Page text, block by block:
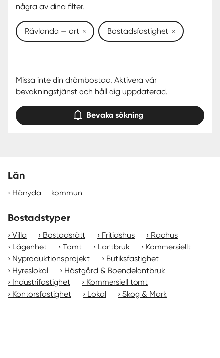
några av dina filter.
Rävlanda — ort Bostadsfastighet
Missa inte din drömbostad. Aktivera vår
bevakningstjänst och håll dig uppdaterad.
Bevaka sökning
Län
Härryda — kommun
Bostadstyper
Villa Bostadsrätt Fritidshus
Radhus
Lägenhet
Tomt Lantbruk
Kommersiellt
Nyproduktionsprojekt
Butiksfastighet
Hyreslokal
Hästgård & Boendelantbruk
Industrifastighet
Kommersiell tomt
Kontorsfastighet
Lokal Skog & Mark